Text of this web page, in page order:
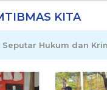
KITA
Hukum dan